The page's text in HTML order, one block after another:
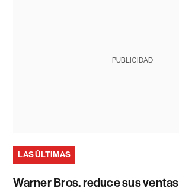
PUBLICIDAD
LAS ÚLTIMAS
Warner Bros. reduce sus ventas